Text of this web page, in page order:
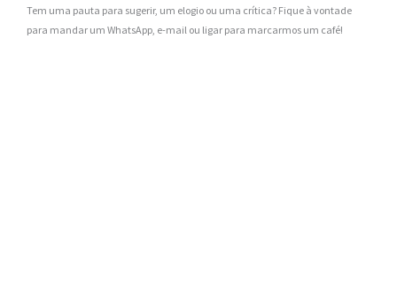
Tem uma pauta para sugerir, um elogio ou uma crítica? Fique à vontade
para mandar um WhatsApp, e-mail ou ligar para marcarmos um café!